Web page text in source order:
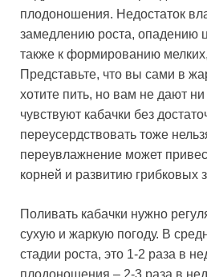
плодоношения. Недостаток
замедлению роста, опадению
также к формированию
Представьте, что вы сами в
хотите пить, но вам не дают ни
чувствуют кабачки без
переусердствовать тоже
переувлажнение может
корней и развитию грибковых
Поливать кабачки нужно
сухую и жаркую погоду. В
стадии роста, это 1-2 раза в
плодоношения – 2-3 раза в